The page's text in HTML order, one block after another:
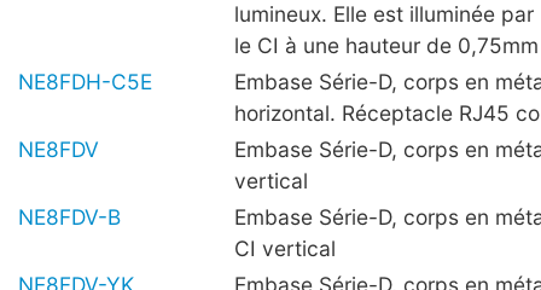
lumineux. Elle est illuminée par
le CI à une hauteur de
NE8FDH-C5E
Embase Série-D, corps en
horizontal. Réceptacle RJ45
NE8FDV
Embase Série-D, corps en
vertical
NE8FDV-B
Embase Série-D, corps en
CI vertical